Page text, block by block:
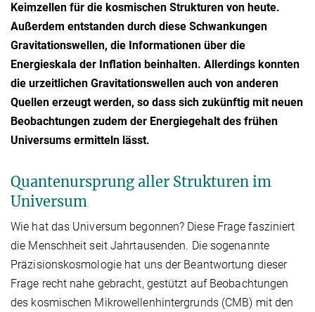
Keimzellen für die kosmischen Strukturen von heute.
Außerdem entstanden durch diese Schwankungen
Gravitationswellen, die Informationen über die
Energieskala der Inflation beinhalten. Allerdings konnten
die urzeitlichen Gravitationswellen auch von anderen
Quellen erzeugt werden, so dass sich zukünftig mit neuen
Beobachtungen zudem der Energiegehalt des frühen
Universums ermitteln lässt.
Quantenursprung aller Strukturen im
Universum
Wie hat das Universum begonnen? Diese Frage fasziniert
die Menschheit seit Jahrtausenden. Die sogenannte
Präzisionskosmologie hat uns der Beantwortung dieser
Frage recht nahe gebracht, gestützt auf Beobachtungen
des kosmischen Mikrowellenhintergrunds (CMB) mit den